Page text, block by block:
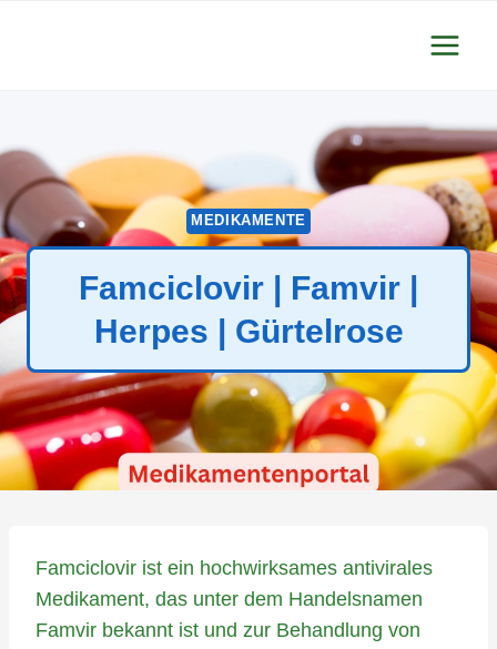
MEDIKAMENTE
Famciclovir | Famvir |
Herpes | Gürtelrose
Famciclovir ist ein hochwirksames antivirales
Medikament, das unter dem Handelsnamen
Famvir bekannt ist und zur Behandlung von